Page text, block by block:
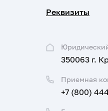
Реквизиты
350063 г.
Приемная
+7 (800)